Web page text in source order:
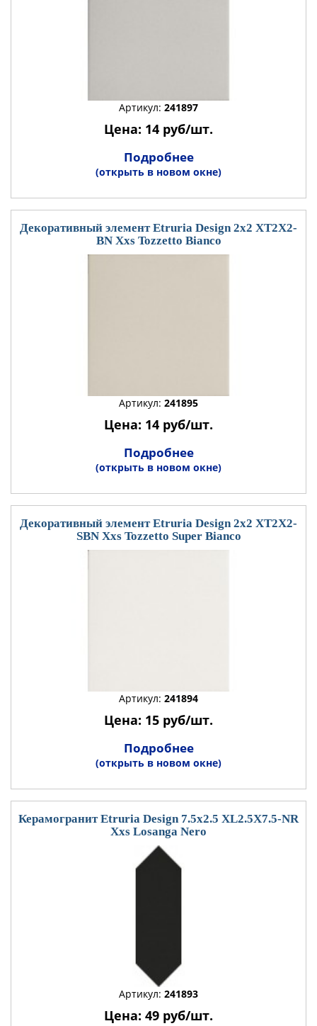
Артикул: 241897
Цена: 14 руб/шт.
Подробнее
(открыть в новом окне)
Декоративный элемент Etruria Design 2x2 XT2X2-
BN Xxs Tozzetto Bianco
Артикул: 241895
Цена: 14 руб/шт.
Подробнее
(открыть в новом окне)
Декоративный элемент Etruria Design 2x2 XT2X2-
SBN Xxs Tozzetto Super Bianco
Артикул: 241894
Цена: 15 руб/шт.
Подробнее
(открыть в новом окне)
Керамогранит Etruria Design 7.5x2.5 XL2.5X7.5-NR
Xxs Losanga Nero
Артикул: 241893
Цена: 49 руб/шт.